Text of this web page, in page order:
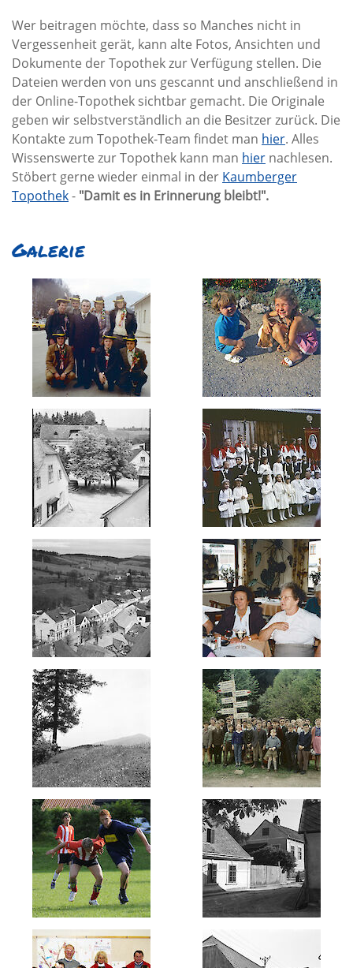
Wer beitragen möchte, dass so Manches nicht in
Vergessenheit gerät, kann alte Fotos, Ansichten und
Dokumente der Topothek zur Verfügung stellen. Die
Dateien werden von uns gescannt und anschließend in
der Online-Topothek sichtbar gemacht. Die Originale
geben wir selbstverständlich an die Besitzer zurück. Die
Kontakte zum Topothek-Team findet man hier. Alles
Wissenswerte zur Topothek kann man hier nachlesen.
Stöbert gerne wieder einmal in der Kaumberger
Topothek- "Damit es in Erinnerung bleibt!".
Galerie